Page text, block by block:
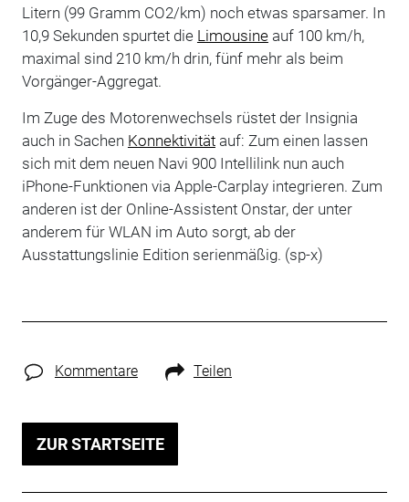
Litern (99 Gramm CO2/km) noch etwas sparsamer. In
10,9 Sekunden spurtet die Limousineauf 100 km/h,
maximal sind 210 km/h drin, fünf mehr als beim
Vorgänger-Aggregat.
Im Zuge des Motorenwechsels rüstet der Insignia
auch in Sachen Konnektivitätauf: Zum einen lassen
sich mit dem neuen Navi 900 Intellilink nun auch
iPhone-Funktionen via Apple-Carplay integrieren. Zum
anderen ist der Online-Assistent Onstar, der unter
anderem für WLAN im Auto sorgt, ab der
Ausstattungslinie Edition serienmäßig. (sp-x)
Kommentare Teilen
ZUR STARTSEITE